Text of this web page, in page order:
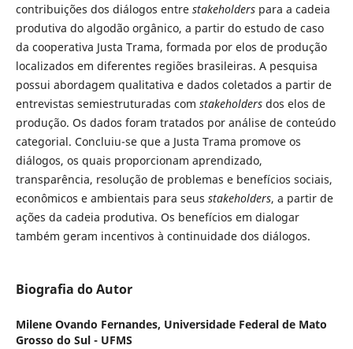
contribuições dos diálogos entre stakeholderspara a cadeia
produtiva do algodão orgânico, a partir do estudo de caso
da cooperativa Justa Trama, formada por elos de produção
localizados em diferentes regiões brasileiras. A pesquisa
possui abordagem qualitativa e dados coletados a partir de
entrevistas semiestruturadas com stakeholdersdos elos de
produção. Os dados foram tratados por análise de conteúdo
categorial. Concluiu-se que a Justa Trama promove os
diálogos, os quais proporcionam aprendizado,
transparência, resolução de problemas e benefícios sociais,
econômicos e ambientais para seus stakeholders, a partir de
ações da cadeia produtiva. Os benefícios em dialogar
também geram incentivos à continuidade dos diálogos.
Biografia do Autor
Milene Ovando Fernandes, Universidade Federal de Mato
Grosso do Sul - UFMS